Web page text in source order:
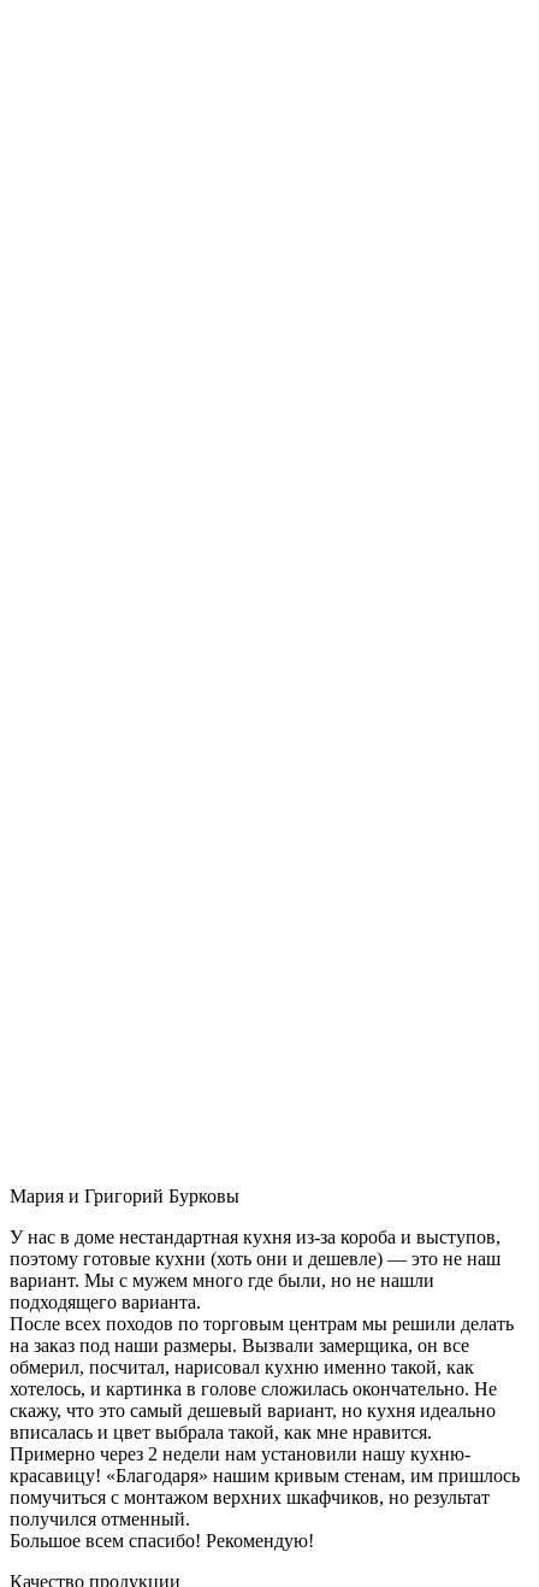
Мария и Григорий Бурковы
У нас в доме нестандартная кухня из-за короба и выступов,
поэтому готовые кухни (хоть они и дешевле) — это не наш
вариант. Мы с мужем много где были, но не нашли
подходящего варианта.
После всех походов по торговым центрам мы решили делать
на заказ под наши размеры. Вызвали замерщика, он все
обмерил, посчитал, нарисовал кухню именно такой, как
хотелось, и картинка в голове сложилась окончательно. Не
скажу, что это самый дешевый вариант, но кухня идеально
вписалась и цвет выбрала такой, как мне нравится.
Примерно через 2 недели нам установили нашу кухню-
красавицу! «Благодаря» нашим кривым стенам, им пришлось
помучиться с монтажом верхних шкафчиков, но результат
получился отменный.
Большое всем спасибо! Рекомендую!
Качество продукции